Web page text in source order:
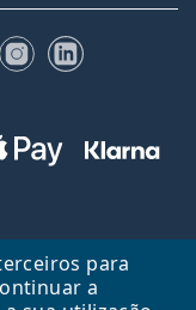
para
a
Instagram
LinkedIn